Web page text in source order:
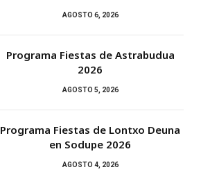
AGOSTO 6, 2026
Programa Fiestas de Astrabudua
2026
AGOSTO 5, 2026
Programa Fiestas de Lontxo Deuna
en Sodupe 2026
AGOSTO 4, 2026